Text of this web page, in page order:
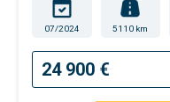
07/2024 5110 km
24 900 €